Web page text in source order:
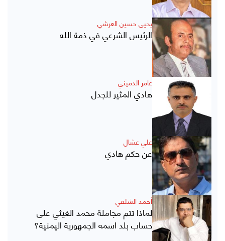
يحيى حسين العرشي
الرئيس الشرعي في ذمة الله
عامر الدميني
هادي المثير للجدل
علي عشال
عن حكم هادي
أحمد الشلفي
لماذا تتم مجاملة محمد الغيثي على
حساب بلد اسمه الجمهورية اليمنية؟